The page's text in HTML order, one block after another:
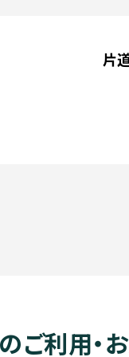
片
ご利用・